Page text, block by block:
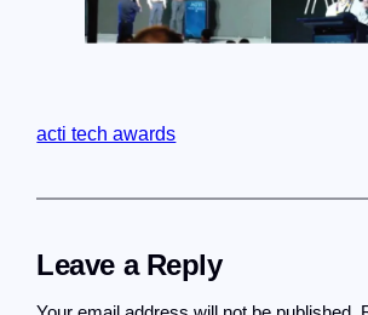
acti tech awards
Leave a Reply